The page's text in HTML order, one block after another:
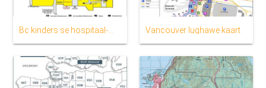
Vancouver lughawe kaart